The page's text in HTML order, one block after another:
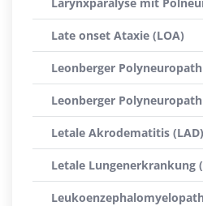
Late onset Ataxie (LOA)
Leonberger
Leonberger
Letale Akrodematitis (LAD)
Letale Lungenerkrankung